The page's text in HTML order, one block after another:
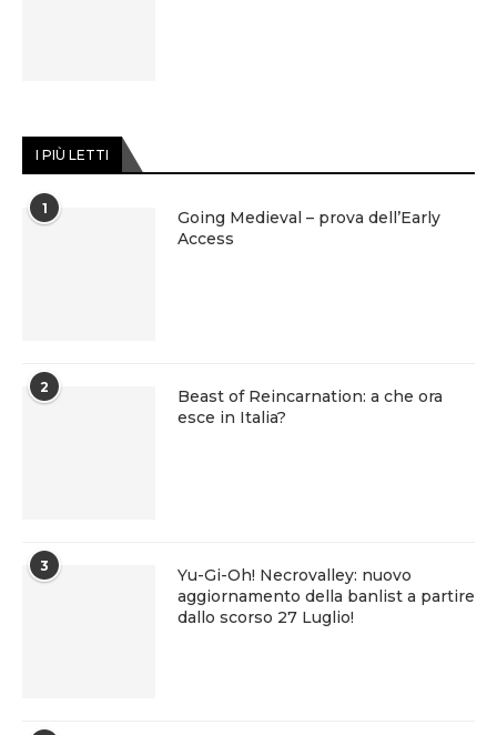
I PIÙ LETTI
1
Going Medieval – prova dell’Early
Access
2
Beast of Reincarnation: a che ora
esce in Italia?
3
Yu-Gi-Oh! Necrovalley: nuovo
aggiornamento della banlist a partire
dallo scorso 27 Luglio!